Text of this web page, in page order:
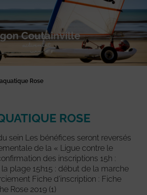
Rose
ROSE
sein Les bénéfices seront reversés
de la « Ligue contre le
des inscriptions 15h :
plage 15h15 : début de la marche
Fiche d’inscription : Fiche
Rose 2019 (1)